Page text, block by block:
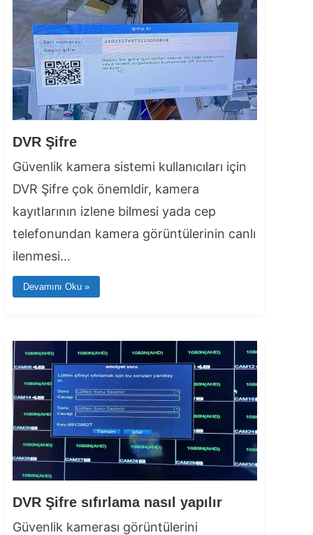
DVR Şifre
Güvenlik kamera sistemi kullanıcıları için
DVR Şifre çok önemldir, kamera
kayıtlarının izlene bilmesi yada cep
telefonundan kamera görüntülerinin canlı
ilenmesi…
Devamını Oku »
DVR Şifre sıfırlama nasıl yapılır
Güvenlik kamerası görüntülerini